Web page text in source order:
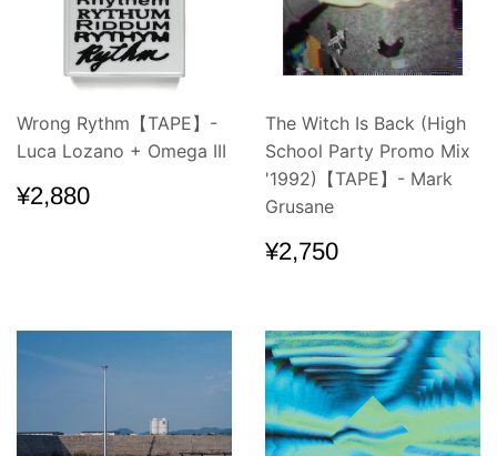
Wrong Rythm【TAPE】-
Luca Lozano + Omega III
通
常
¥2,880
The Witch Is Back (High
School Party Promo Mix
'1992)【TAPE】- Mark
Grusane
通
常
格
¥2,750